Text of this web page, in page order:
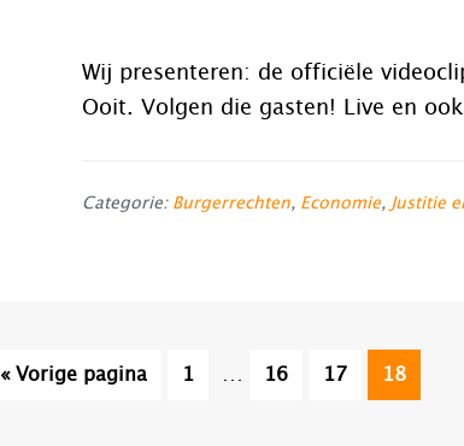
Wij presenteren: de officiële
Ooit. Volgen die gasten! Live en
Categorie: Burgerrechten, Economie, Justitie
« Ga
Vorige pagina Pagina
1
Interim
… Pagina
16 Pagina
17 Pagina
18